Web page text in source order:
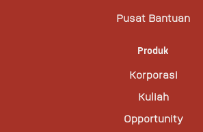
Pusat Bantuan
Produk
Korporasi
Kuliah
Opportunity